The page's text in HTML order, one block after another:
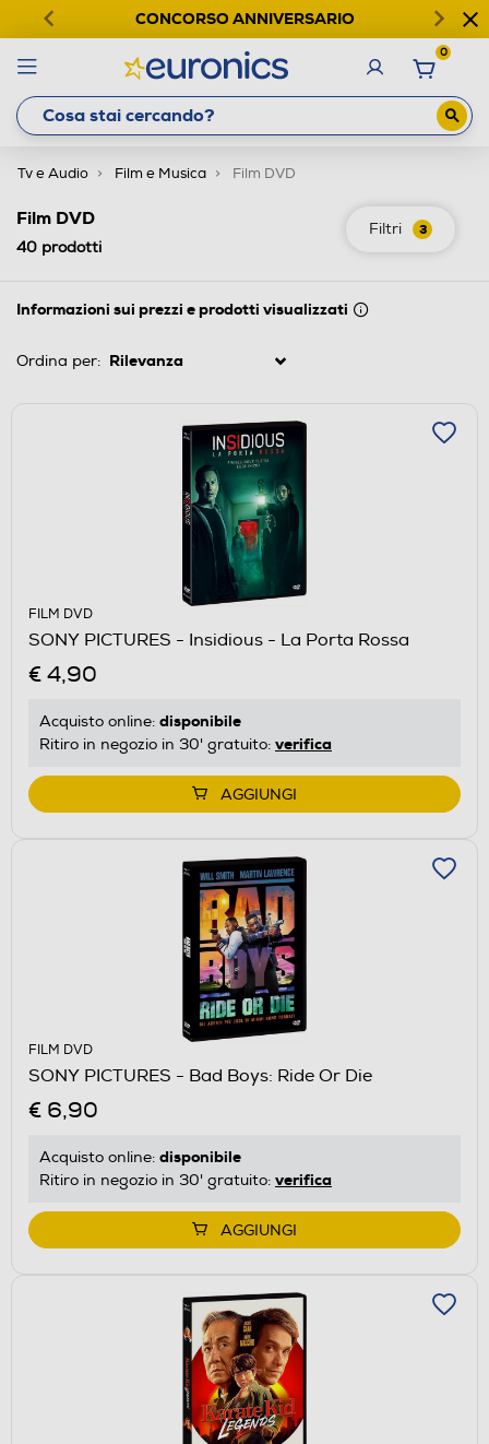
CONCORSO ANNIVERSARIO
0
Tv e Audio Film e Musica Film DVD
Filtri 3
Film DVD
40 prodotti
Informazioni sui prezzi e prodotti visualizzati
Ordina per:
FILM DVD
SONY PICTURES - Insidious - La Porta Rossa
€ 4,90
Acquisto online: disponibile
Ritiro in negozio in 30' gratuito: verifica
AGGIUNGI
FILM DVD
SONY PICTURES - Bad Boys: Ride Or Die
€ 6,90
Acquisto online: disponibile
Ritiro in negozio in 30' gratuito: verifica
AGGIUNGI